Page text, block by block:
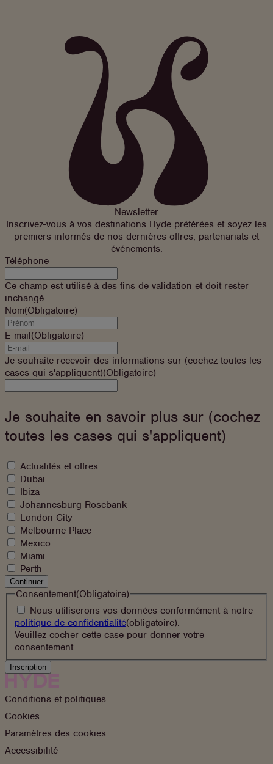
Newsletter
Inscrivez-vous à vos destinations Hyde préférées et soyez les
premiers informés de nos dernières offres, partenariats et
événements.
Téléphone
Ce champ est utilisé à des fins de validation et doit rester
inchangé.
Nom(Obligatoire)
E-mail(Obligatoire)
Je souhaite recevoir des informations sur (cochez toutes les
cases qui s'appliquent)(Obligatoire)
recevoir
des
informations
Je souhaite en savoir plus sur (cochez
toutes les cases qui s'appliquent)
À
quoi
souhaitez-
vous
vous
inscrire
?
Actualités et offres
Dubai
Ibiza
Johannesburg Rosebank
London City
Melbourne Place
Mexico
Miami
Perth
Continuer
Consentement(Obligatoire)
Nous utiliserons vos données conformément à notre
politique de confidentialité(s'ouvre
dans
nouvel
(obligatoire).
Veuillez cocher cette case pour donner votre
consentement.
Conditions et politiques
Cookies
Paramètres des cookies
Accessibilité